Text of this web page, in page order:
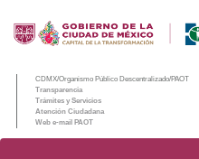
CDMX/Organismo Público Descentralizado/PAOT
Transparencia
Trámites y Servicios
Atención Ciudadana
Web e-mail PAOT